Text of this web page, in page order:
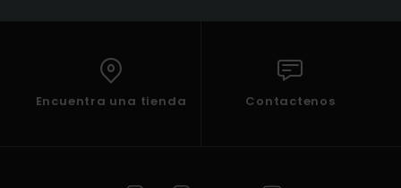
Encuentra una tienda Contactenos